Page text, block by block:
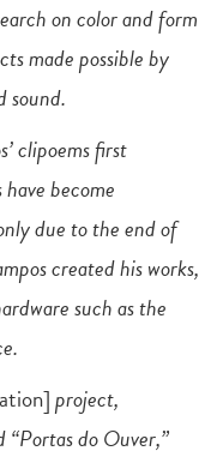
on color and form
made possible by
sound.
clipoems first
become
due to the end of
created his works,
such as the
project,
“Portas do Ouver,”